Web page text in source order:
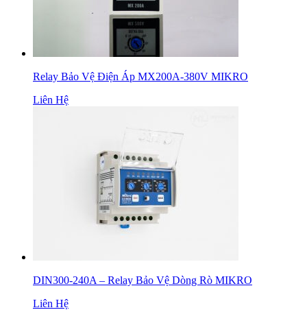
Relay Bảo Vệ Điện Áp MX200A-380V MIKRO
Liên Hệ
DIN300-240A – Relay Bảo Vệ Dòng Rò MIKRO
Liên Hệ